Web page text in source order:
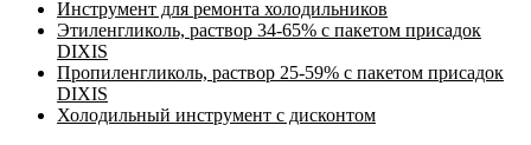
Инструмент для ремонта холодильников
Этиленгликоль, раствор 34-65% с пакетом присадок
DIXIS
Пропиленгликоль, раствор 25-59% с пакетом присадок
DIXIS
Холодильный инструмент с дисконтом